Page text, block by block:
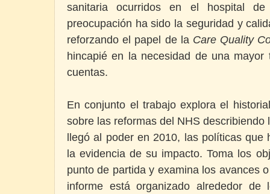
sanitaria ocurridos en el hospital de
preocupación ha sido la seguridad y
reforzando el papel de la Care Quality
hincapié en la necesidad de una mayor
cuentas.
En conjunto el trabajo explora el
sobre las reformas del NHS
llegó al poder en 2010, las políticas que
la evidencia de su impacto. Toma los
punto de partida y examina los avances
informe está organizado alrededor